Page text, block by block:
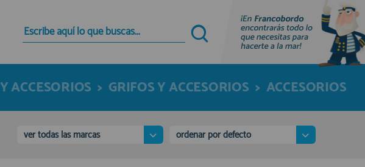
Quiero registrarme
Nuevo cliente
Al crear una cuenta en francobordo.com podrás
tienda virtual, revisar el estado de tus pedidos y
consultar tus operaciones anteriores.
Acceder al
Área
Regístrate
Únete ya a
la Náutica
ACCESORIOS > GRIFOS Y ACCESORIOS > ACCESORIOS
ver todas las marcas ordenar por defecto